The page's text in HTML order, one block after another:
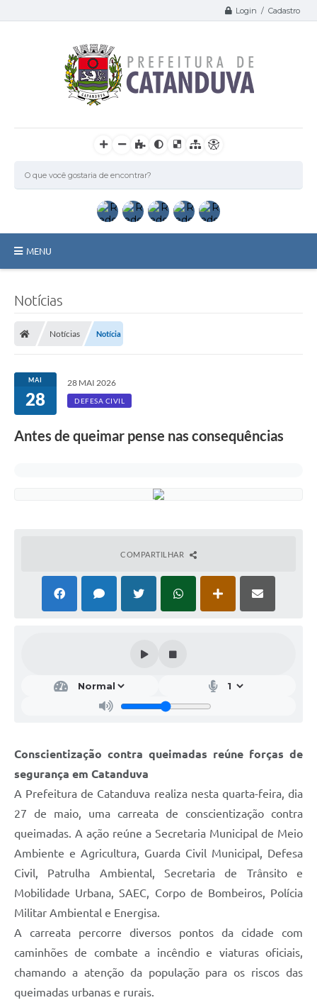
Login / Cadastro
MENU
Licitações / PCA
Transparência
A Prefeitura
Jornal
Agenda
SIC
Diário Oficial
Editais
Notícias
Notícias Notícia
MAI
28
28 MAI 2026
DEFESA CIVIL
Antes de queimar pense nas consequências
COMPARTILHAR
Conscientização contra queimadas reúne forças de
segurança em Catanduva
A Prefeitura de Catanduva realiza nesta quarta-feira, dia
27 de maio, uma carreata de conscientização contra
queimadas. A ação reúne a Secretaria Municipal de Meio
Ambiente e Agricultura, Guarda Civil Municipal, Defesa
Civil, Patrulha Ambiental, Secretaria de Trânsito e
Mobilidade Urbana, SAEC, Corpo de Bombeiros, Polícia
Militar Ambiental e Energisa.
A carreata percorre diversos pontos da cidade com
caminhões de combate a incêndio e viaturas oficiais,
chamando a atenção da população para os riscos das
queimadas urbanas e rurais.